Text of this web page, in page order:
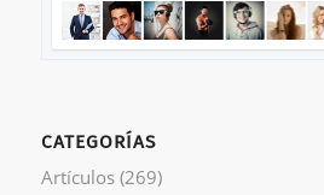
CATEGORÍAS
Artículos(269)